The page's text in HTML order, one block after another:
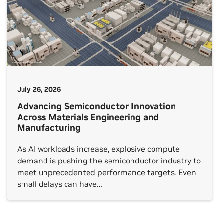
July 26, 2026
Advancing Semiconductor Innovation
Across Materials Engineering and
Manufacturing
As AI workloads increase, explosive compute
demand is pushing the semiconductor industry to
meet unprecedented performance targets. Even
small delays can have…